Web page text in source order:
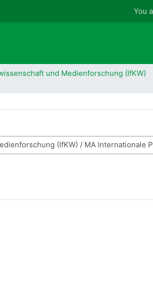
You
und Medienforschung (IfKW)